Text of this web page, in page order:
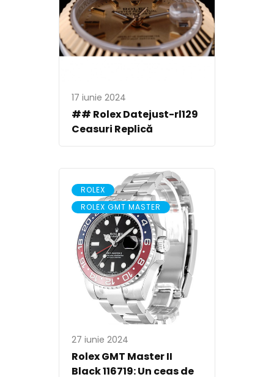
17 iunie 2024
## Rolex Datejust-rl129
Ceasuri Replică
ROLEX ,
ROLEX GMT MASTER
27 iunie 2024
Rolex GMT Master II
Black 116719: Un ceas de